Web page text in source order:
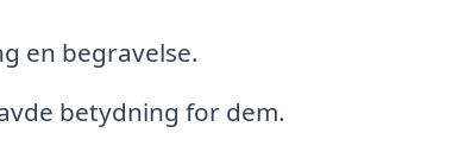
en begravelse.
betydning for dem.